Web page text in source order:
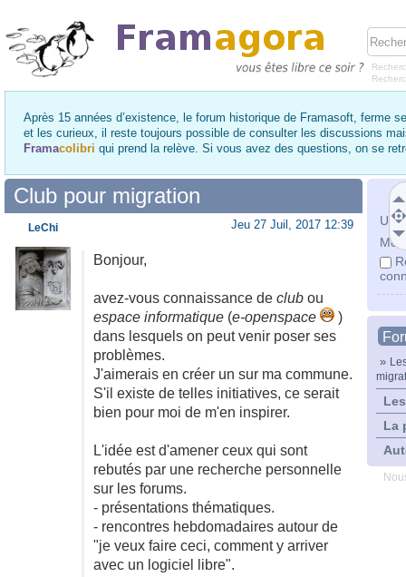
Après 15 années d’existence, le forum historique de Framasoft, ferme
et les curieux, il reste toujours possible de consulter les discussions
Framacolibri qui prend la relève. Si vous avez des questions, on se
Mot
»
La
Club pour migration
Jeu 27 Juil, 2017 12:39
Bonjour,
avez-vous connaissance de club ou
espace informatique(e-openspace
)
dans lesquels on peut venir poser ses
problèmes.
J'aimerais en créer un sur ma commune.
S'il existe de telles initiatives, ce serait
bien pour moi de m'en inspirer.
L'idée est d'amener ceux qui sont
rebutés par une recherche personnelle
sur les forums.
- présentations thématiques.
- rencontres hebdomadaires autour de
"je veux faire ceci, comment y arriver
avec un logiciel libre".
LeChi